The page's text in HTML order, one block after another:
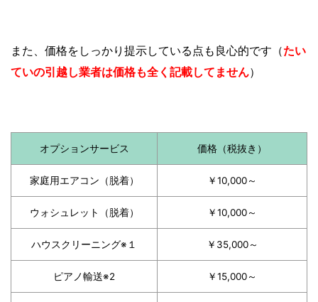
また、価格をしっかり提示している点も良心的です（たい
ていの引越し業者は価格も全く記載してません）
オプションサービス 価格（税抜き）
家庭用エアコン（脱着） ￥10,000～
ウォシュレット（脱着） ￥10,000～
ハウスクリーニング※１ ￥35,000～
ピアノ輸送※2 ￥15,000～